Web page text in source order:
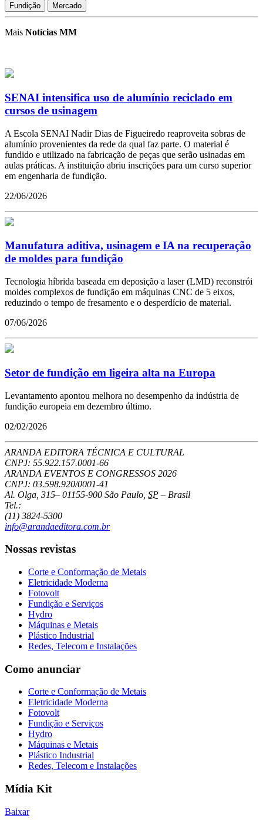
Fundição Mercado
Mais Notícias MM
SENAI intensifica uso de alumínio reciclado em
cursos de usinagem
A Escola SENAI Nadir Dias de Figueiredo reaproveita sobras de
alumínio provenientes da rede da qual faz parte. O material é
fundido e utilizado na fabricação de peças que serão usinadas em
aulas práticas. A instituição abriu inscrições para um curso superior
em engenharia de fundição.
22/06/2026
Manufatura aditiva, usinagem e IA na recuperação
de moldes para fundição
Tecnologia híbrida baseada em deposição a laser (LMD) reconstrói
moldes complexos de fundição em máquinas CNC de 5 eixos,
reduzindo o tempo de fresamento e o desperdício de material.
07/06/2026
Setor de fundição em ligeira alta na Europa
Levantamento apontou melhora no desempenho da indústria de
fundição europeia em dezembro último.
02/02/2026
ARANDA EDITORA TÉCNICA E CULTURAL
CNPJ: 55.922.157.0001-66
ARANDA EVENTOS E CONGRESSOS 2026
CNPJ: 03.598.920/0001-41
Al. Olga, 315– 01155-900 São Paulo SP – Brasil
Tel.:
(11) 3824-5300
info@arandaeditora.com.br
Nossas revistas
Corte e Conformação de Metais
Eletricidade Moderna
Fotovolt
Fundição e Serviços
Hydro
Máquinas e Metais
Plástico Industrial
Redes, Telecom e Instalações
Como anunciar
Corte e Conformação de Metais
Eletricidade Moderna
Fotovolt
Fundição e Serviços
Hydro
Máquinas e Metais
Plástico Industrial
Redes, Telecom e Instalações
Mídia Kit
Baixar